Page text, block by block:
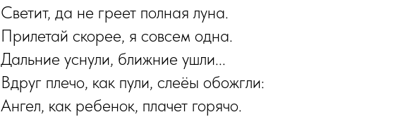
Светит, да не греет полная луна.
Прилетай скорее, я совсем одна.
Дальние уснули, ближние ушли...
Вдруг плечо, как пули, слеёы обожгли:
Ангел, как ребенок, плачет горячо.